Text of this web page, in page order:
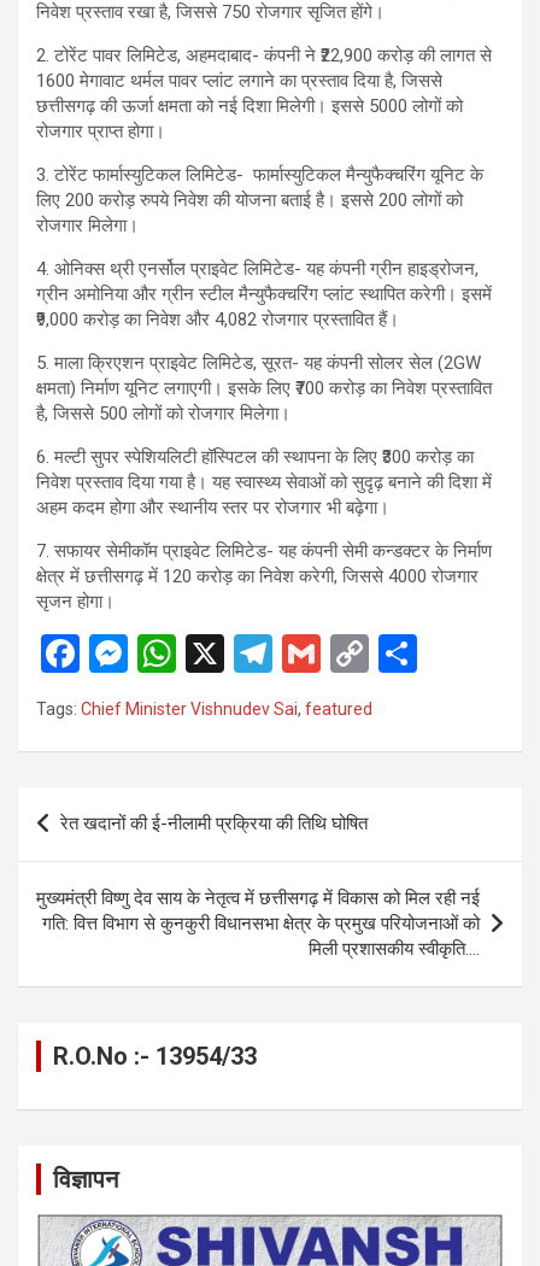
निवेश प्रस्ताव रखा है, जिससे 750 रोजगार सृजित होंगे।
2. टोरेंट पावर लिमिटेड, अहमदाबाद- कंपनी ने ₹22,900 करोड़ की लागत से
1600 मेगावाट थर्मल पावर प्लांट लगाने का प्रस्ताव दिया है, जिससे
छत्तीसगढ़ की ऊर्जा क्षमता को नई दिशा मिलेगी। इससे 5000 लोगों को
रोजगार प्राप्त होगा।
3. टोरेंट फार्मास्युटिकल लिमिटेड- फार्मास्युटिकल मैन्युफैक्चरिंग यूनिट के
लिए 200 करोड़ रुपये निवेश की योजना बताई है। इससे 200 लोगों को
रोजगार मिलेगा।
4. ओनिक्स थ्री एनर्सोल प्राइवेट लिमिटेड- यह कंपनी ग्रीन हाइड्रोजन,
ग्रीन अमोनिया और ग्रीन स्टील मैन्युफैक्चरिंग प्लांट स्थापित करेगी। इसमें
₹9,000 करोड़ का निवेश और 4,082 रोजगार प्रस्तावित हैं।
5. माला क्रिएशन प्राइवेट लिमिटेड, सूरत- यह कंपनी सोलर सेल (2GW
क्षमता) निर्माण यूनिट लगाएगी। इसके लिए ₹700 करोड़ का निवेश प्रस्तावित
है, जिससे 500 लोगों को रोजगार मिलेगा।
6. मल्टी सुपर स्पेशियलिटी हॉस्पिटल की स्थापना के लिए ₹300 करोड़ का
निवेश प्रस्ताव दिया गया है। यह स्वास्थ्य सेवाओं को सुदृढ़ बनाने की दिशा में
अहम कदम होगा और स्थानीय स्तर पर रोजगार भी बढ़ेगा।
7. सफायर सेमीकॉम प्राइवेट लिमिटेड- यह कंपनी सेमी कन्डक्टर के निर्माण
क्षेत्र में छत्तीसगढ़ में 120 करोड़ का निवेश करेगी, जिससे 4000 रोजगार
सृजन होगा।
F
a
ce
o
k
M
es
se
g
er
W
h
at
A
p
X
T
el
e
a
G
m
ail
C
o
py
Tags: Chief Minister Vishnudev Sai, featured
Post
navigation
रेत खदानों की ई-नीलामी प्रक्रिया की तिथि घोषित
मुख्यमंत्री विष्णु देव साय के नेतृत्व में छत्तीसगढ़ में विकास को मिल रही नई
गति: वित्त विभाग से कुनकुरी विधानसभा क्षेत्र के प्रमुख परियोजनाओं को
मिली प्रशासकीय स्वीकृति….
R.O.No :- 13954/33
विज्ञापन